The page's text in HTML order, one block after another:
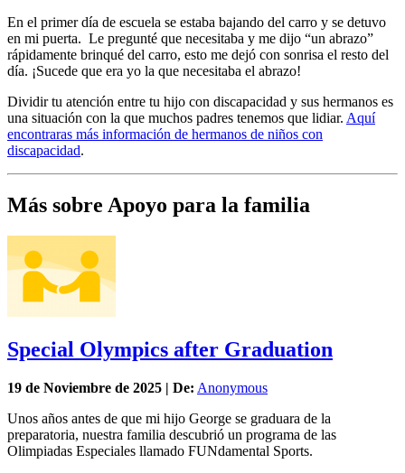
En el primer día de escuela se estaba bajando del carro y se detuvo
en mi puerta. Le pregunté que necesitaba y me dijo “un abrazo”
rápidamente brinqué del carro, esto me dejó con sonrisa el resto del
día. ¡Sucede que era yo la que necesitaba el abrazo!
Dividir tu atención entre tu hijo con discapacidad y sus hermanos es
una situación con la que muchos padres tenemos que lidiar. Aquí
encontraras más información de hermanos de niños con
discapacidad.
Más sobre Apoyo para la familia
Special Olympics after Graduation
19 de Noviembre de 2025 | De: Anonymous
Unos años antes de que mi hijo George se graduara de la
preparatoria, nuestra familia descubrió un programa de las
Olimpiadas Especiales llamado FUNdamental Sports.